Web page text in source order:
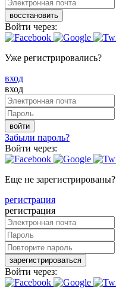
восстановить
Войти через:
Уже регистрировались?
вход
вход
войти
Забыли пароль?
Войти через:
Еще не зарегистрированы?
регистрация
регистрация
зарегистрироваться
Войти через: